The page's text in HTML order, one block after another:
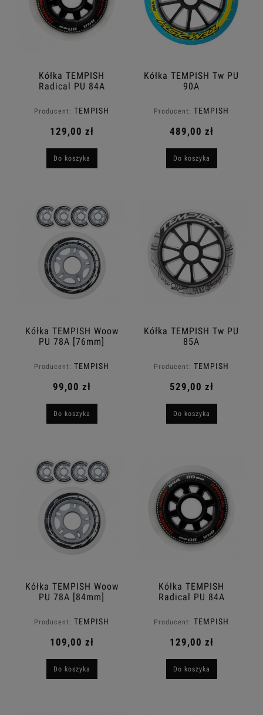
Kółka TEMPISH
Radical PU 84A
Producent: TEMPISH
129,00 zł
Do koszyka
Kółka TEMPISH Tw PU
90A
Producent: TEMPISH
489,00 zł
Do koszyka
Kółka TEMPISH Woow
PU 78A [76mm]
Producent: TEMPISH
99,00 zł
Do koszyka
Kółka TEMPISH Tw PU
85A
Producent: TEMPISH
529,00 zł
Do koszyka
Kółka TEMPISH Woow
PU 78A [84mm]
Producent: TEMPISH
109,00 zł
Do koszyka
Kółka TEMPISH
Radical PU 84A
Producent: TEMPISH
129,00 zł
Do koszyka